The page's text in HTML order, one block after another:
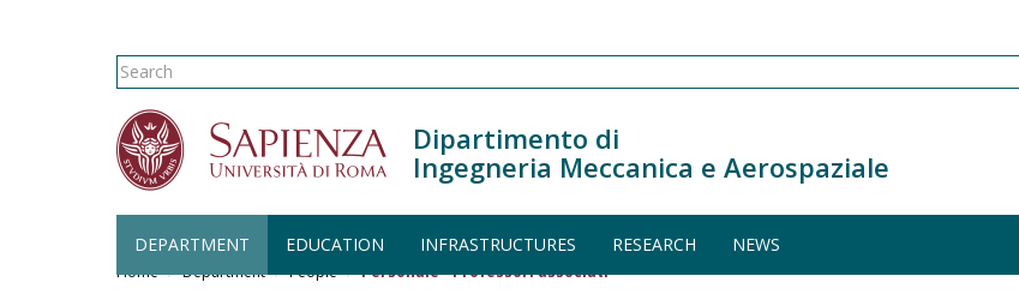
Skip to main content
Search form
Search
Dipartimento di
Ingegneria Meccanica e Aerospaziale
DEPARTMENT EDUCATION INFRASTRUCTURES RESEARCH NEWS
Home Department People Personale - Professori associati